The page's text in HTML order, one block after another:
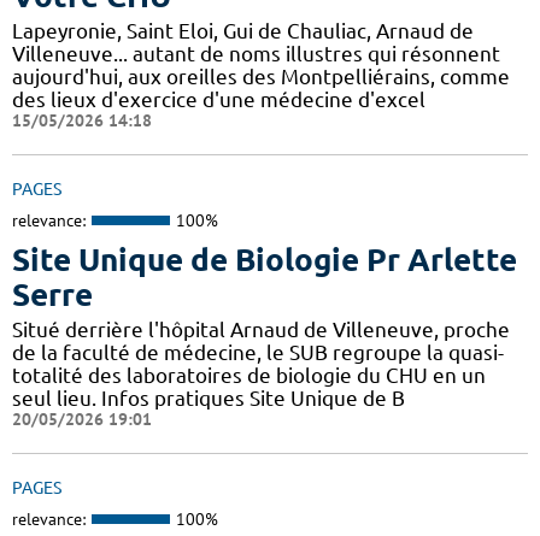
Lapeyronie, Saint Eloi, Gui de Chauliac, Arnaud de
Villeneuve... autant de noms illustres qui résonnent
aujourd'hui, aux oreilles des Montpelliérains, comme
des lieux d'exercice d'une médecine d'excel
15/05/2026 14:18
PAGES
relevance: 100%
Site Unique de Biologie Pr Arlette
Serre
Situé derrière l'hôpital Arnaud de Villeneuve, proche
de la faculté de médecine, le SUB regroupe la quasi-
totalité des laboratoires de biologie du CHU en un
seul lieu. Infos pratiques Site Unique de B
20/05/2026 19:01
PAGES
relevance: 100%